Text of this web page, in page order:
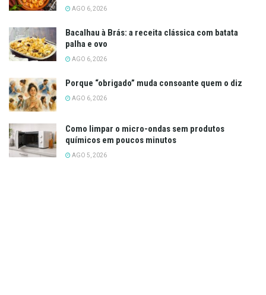
AGO 6, 2026
Bacalhau à Brás: a receita clássica com batata
palha e ovo
AGO 6, 2026
Porque “obrigado” muda consoante quem o diz
AGO 6, 2026
Como limpar o micro-ondas sem produtos
químicos em poucos minutos
AGO 5, 2026